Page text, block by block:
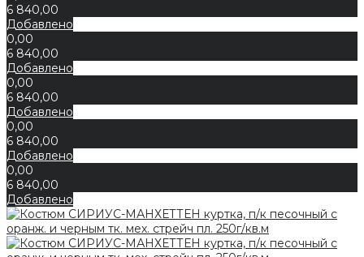
6 840,00
Добавлено
0,00
6 840,00
Добавлено
0,00
6 840,00
Добавлено
0,00
6 840,00
Добавлено
0,00
6 840,00
Добавлено